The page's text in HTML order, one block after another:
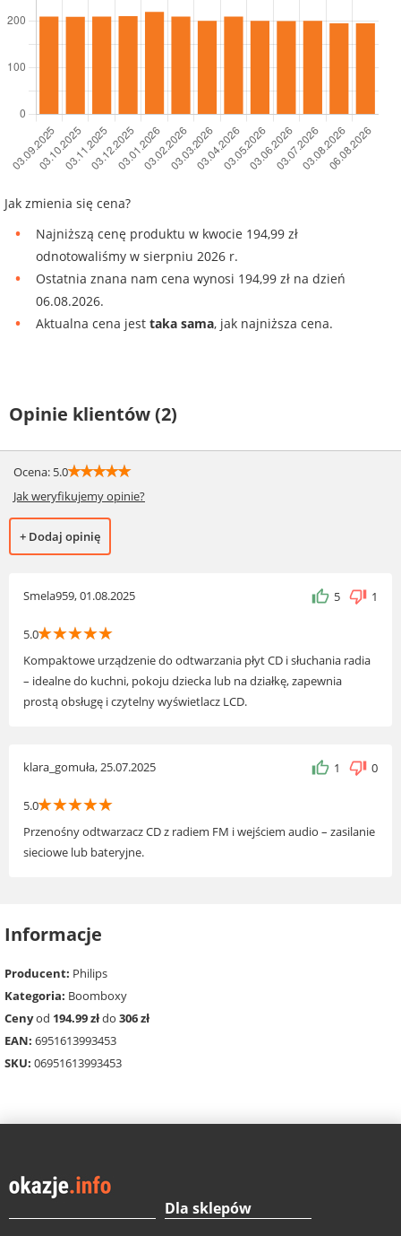
Jak zmienia się cena?
Najniższą cenę produktu w kwocie 194,99 zł
odnotowaliśmy w sierpniu 2026 r.
Ostatnia znana nam cena wynosi 194,99 zł na dzień
06.08.2026.
Aktualna cena jest taka sama, jak najniższa cena.
Opinie klientów (2)
Ocena: 5.0 ☆
☆
☆
☆
☆
Jak weryfikujemy opinie?
+ Dodaj opinię
Smela959, 01.08.2025 5 1
5.0 ☆
☆
☆
☆
☆
Kompaktowe urządzenie do odtwarzania płyt CD i słuchania radia
– idealne do kuchni, pokoju dziecka lub na działkę, zapewnia
prostą obsługę i czytelny wyświetlacz LCD.
klara_gomuła, 25.07.2025 1 0
5.0 ☆
☆
☆
☆
☆
Przenośny odtwarzacz CD z radiem FM i wejściem audio – zasilanie
sieciowe lub bateryjne.
Informacje
Producent: Philips
Kategoria: Boomboxy
Cenyod 194.99 złdo 306 zł
EAN: 6951613993453
SKU: 06951613993453
Dla sklepów